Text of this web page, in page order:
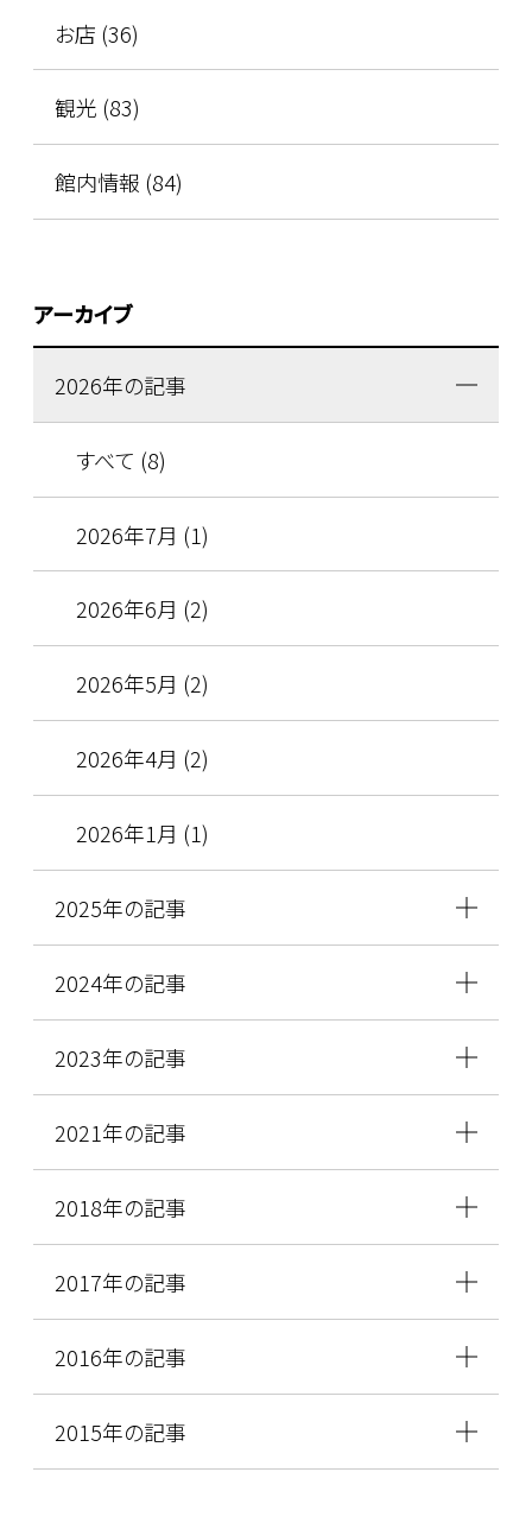
お店 (36)
観光 (83)
館内情報 (84)
アーカイブ
2026年の記事
すべて (8)
2026年7月 (1)
2026年6月 (2)
2026年5月 (2)
2026年4月 (2)
2026年1月 (1)
2025年の記事
2024年の記事
2023年の記事
2021年の記事
2018年の記事
2017年の記事
2016年の記事
2015年の記事